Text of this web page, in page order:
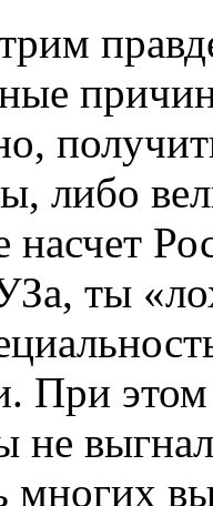
либо
ты
При
не
многих